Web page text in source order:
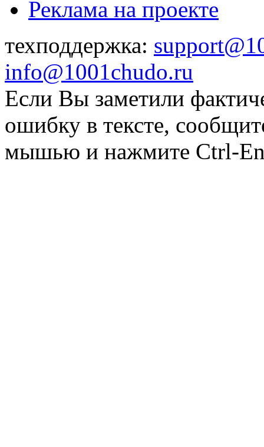
Реклама на проекте
техподдержка:
info@1001chudo.ru
Если Вы заметили
ошибку в тексте,
мышью и нажмите Ctrl-